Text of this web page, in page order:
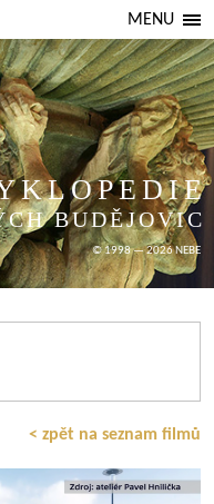
MENU
BUDĚJOVIC
© 1998 — 2026 NEBE
< zpět na seznam filmů